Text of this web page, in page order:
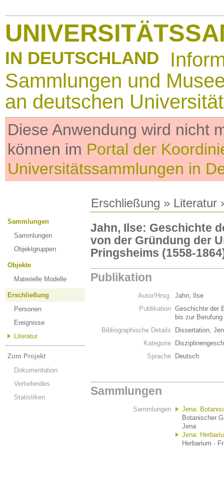
IN DEUTSCHLAND
Sammlungen und
an deutschen
Diese Anwendung wird nicht
können im Portal der
Universitätssammlungen in
Erschließung » Literatur
Sammlungen
Sammlungen
Objektgruppen
Objekte
Materielle Modelle
Erschließung
Personen
Ereignisse
Literatur
Zum Projekt
Dokumentation
Vertiefendes
Statistiken
Jahn, Ilse: Geschichte
von der Gründung der
Pringsheims (1558-
Publikation
Autor/Hrsg. Jahn, Ilse
Publikation Geschichte der
bis zur
Bibliographische Details
Dissertation,
Kategorie
Sprache
Deutsch
Sammlungen
Sammlungen
Jena:
Botanischer
Jena
Jena:
Herbarium ·